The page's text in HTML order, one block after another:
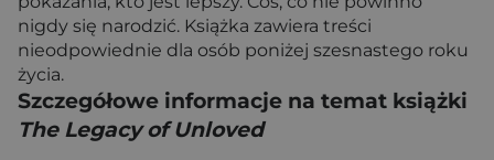
nigdy się narodzić. Książka zawiera treści
nieodpowiednie dla osób poniżej szesnastego roku
życia.
Szczegółowe informacje na temat książki
The Legacy of Unloved